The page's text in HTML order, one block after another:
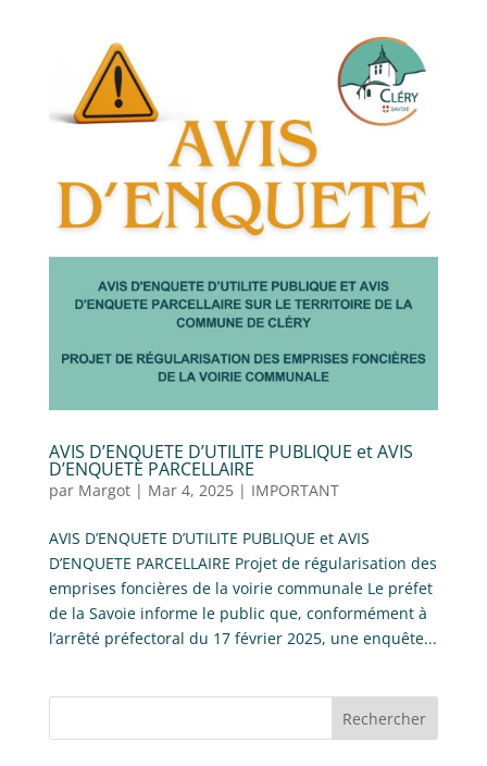
AVIS D’ENQUETE D’UTILITE PUBLIQUE et AVIS
D’ENQUETE PARCELLAIRE
par Margot| Mar 4, 2025| IMPORTANT
AVIS D’ENQUETE D’UTILITE PUBLIQUE et AVIS
D’ENQUETE PARCELLAIRE Projet de régularisation des
emprises foncières de la voirie communale Le préfet
de la Savoie informe le public que, conformément à
l’arrêté préfectoral du 17 février 2025, une enquête...
Rechercher